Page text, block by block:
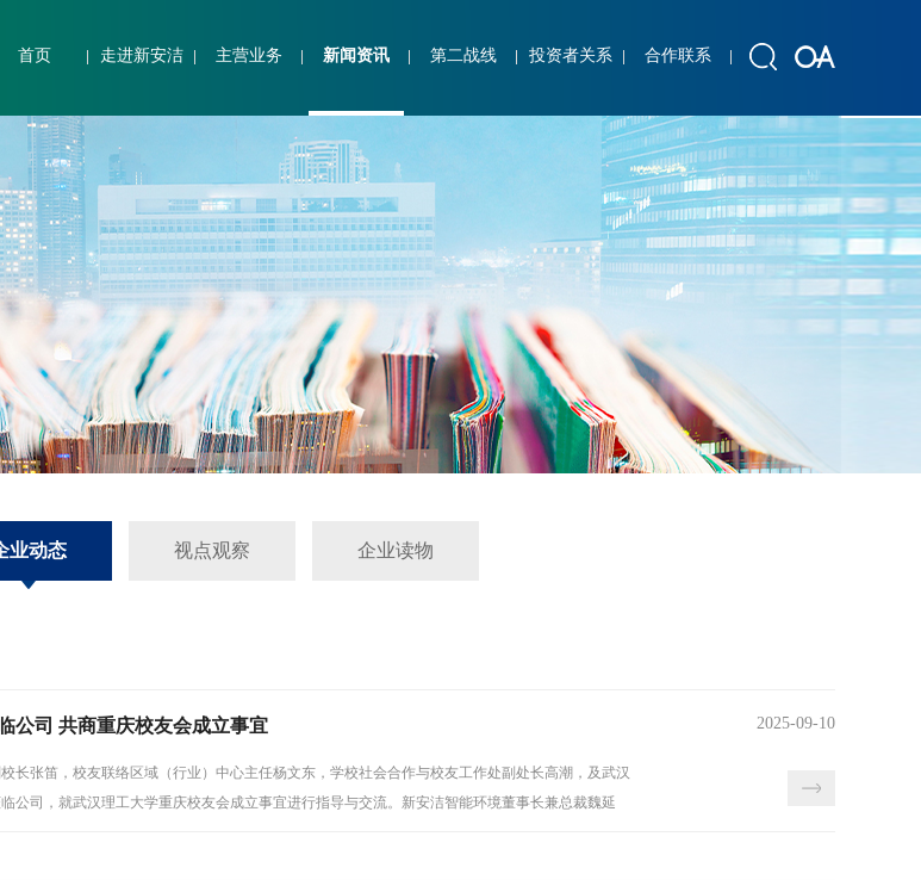
首页 走进新安洁 主营业务 新闻资讯 第二战线 投资者关系 合作联系
业动态 视点观察 企业读物
公司 共商重庆校友会成立事宜 2025-09-10
长张笛，校友联络区域（行业）中心主任杨文东，学校社会合作与校友工作处副处长高潮，及武汉
公司，就武汉理工大学重庆校友会成立事宜进行指导与交流。新安洁智能环境董事长兼总裁魏延